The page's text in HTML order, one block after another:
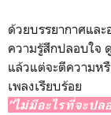
ด้วยบรรยากาศแล
ความรู้สึกปลอบใจ
แล้วแต่จะตีความห
เพลงเรียบร้อย
“ไม่มีอะไรที่จะปล